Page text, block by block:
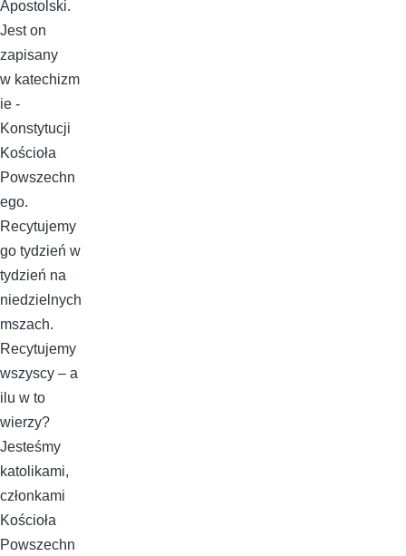
Apostolski.
Jest on
zapisany
w katechizm
ie -
Konstytucji
Kościoła
Powszechn
ego.
Recytujemy
go tydzień w
tydzień na
niedzielnych
mszach.
Recytujemy
wszyscy – a
ilu w to
wierzy?
Jesteśmy
katolikami,
członkami
Kościoła
Powszechn